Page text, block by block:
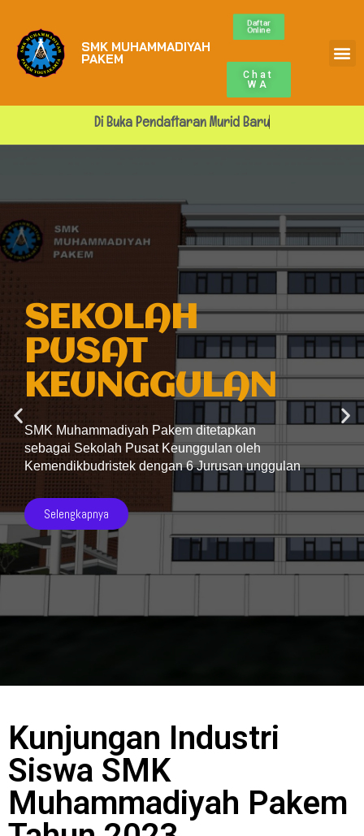
SMK MUHAMMADIYAH
PAKEM
Daftar
Online
Chat
WA
Di Buka Pendaftaran Murid Baru
SEKOLAH
PUSAT
KEUNGGULAN
SMK Muhammadiyah Pakem ditetapkan
sebagai Sekolah Pusat Keunggulan oleh
Kemendikbudristek dengan 6 Jurusan unggulan
Selengkapnya
Kunjungan Industri
Siswa SMK
Muhammadiyah Pakem